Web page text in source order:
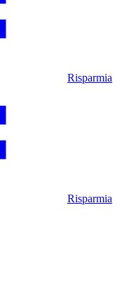
Risparmia
Risparmia